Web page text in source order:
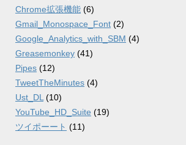
Chrome拡張機能 (6)
Gmail_Monospace_Font (2)
Google_Analytics_with_SBM (4)
Greasemonkey (41)
Pipes (12)
TweetTheMinutes (4)
Ust_DL (10)
YouTube_HD_Suite (19)
ツイポーート (11)